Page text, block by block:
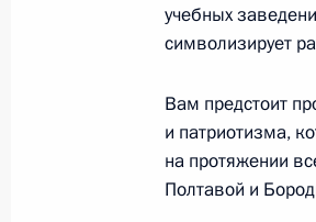
28 июня
27 июня 2022 года,
учебных
символизирует
Вам предстоит
и патриотизма,
на протяжении
Полтавой и